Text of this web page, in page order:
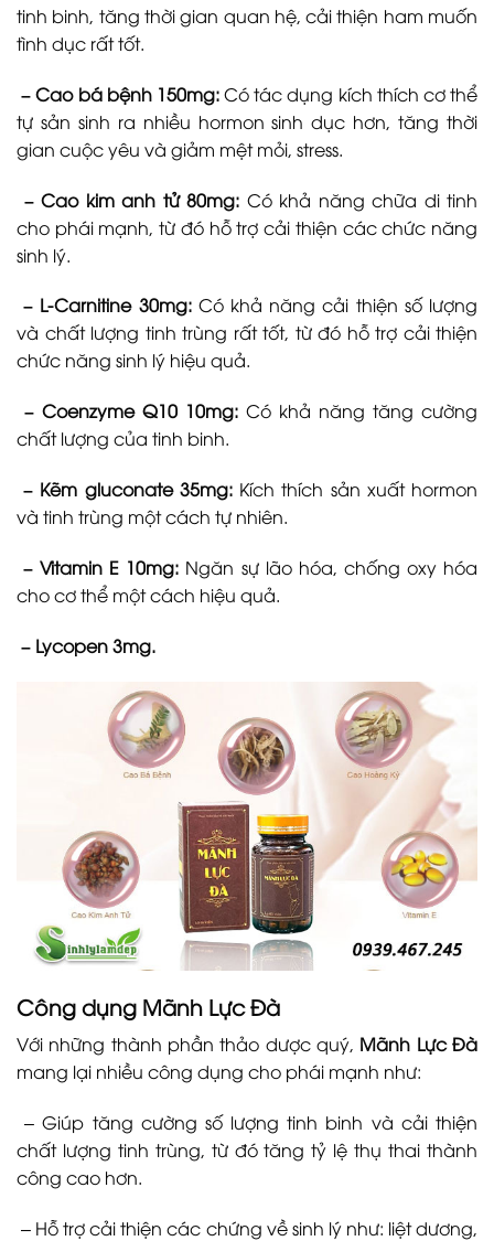
tinh binh, tăng thời gian quan hệ, cải thiện ham muốn
tình dục rất tốt.
– Cao bá bệnh 150mg:Có tác dụng kích thích cơ thể
tự sản sinh ra nhiều hormon sinh dục hơn, tăng thời
gian cuộc yêu và giảm mệt mỏi, stress.
– Cao kim anh tử 80mg: Có khả năng chữa di tinh
cho phái mạnh, từ đó hỗ trợ cải thiện các chức năng
sinh lý.
– L-Carnitine 30mg:Có khả năng cải thiện số lượng
và chất lượng tinh trùng rất tốt, từ đó hỗ trợ cải thiện
chức năng sinh lý hiệu quả.
– Coenzyme Q10 10mg: Có khả năng tăng cường
chất lượng của tinh binh.
– Kẽm gluconate 35mg:Kích thích sản xuất hormon
và tinh trùng một cách tự nhiên.
– Vitamin E 10mg: Ngăn sự lão hóa, chống oxy hóa
cho cơ thể một cách hiệu quả.
– Lycopen 3mg.
Công dụng Mãnh Lực Đà
Với những thành phần thảo dược quý, Mãnh Lực Đà
mang lại nhiều công dụng cho phái mạnh như:
– Giúp tăng cường số lượng tinh binh và cải thiện
chất lượng tinh trùng, từ đó tăng tỷ lệ thụ thai thành
công cao hơn.
– Hỗ trợ cải thiện các chứng về sinh lý như: liệt dương,